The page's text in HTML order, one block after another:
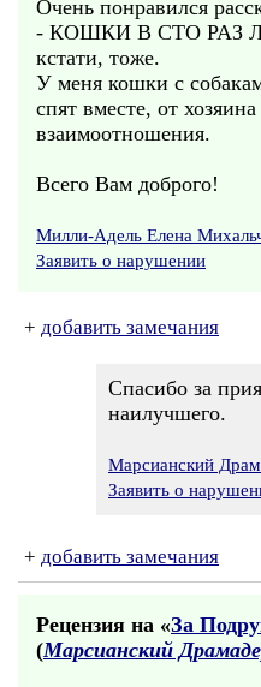
Очень понравился
- КОШКИ В СТО РАЗ
кстати, тоже.
У меня кошки с
спят вместе, от
взаимоотношения.
Всего Вам доброго!
Милли-Адель Елена
Заявить о нарушении
+ добавить замечания
Спасибо за
наилучшего.
Марсианский
Заявить о
+ добавить замечания
Рецензия на «За
(Марсианский